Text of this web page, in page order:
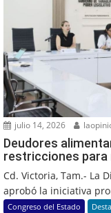
julio 14, 2026
Deudores
restricciones
Cd. Victoria, Tam.- La
aprobó la iniciativa
Congreso del Estado